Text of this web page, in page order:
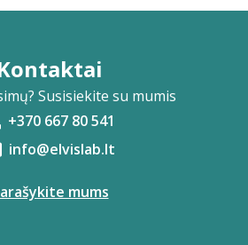
Susisiekite su mumis
+370 667 80 541
info@elvislab.lt
mums